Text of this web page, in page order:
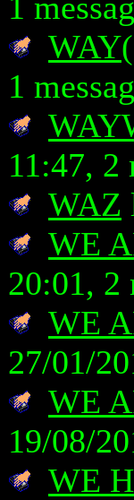
1
11:47, 2
WAZ
WE
20:01, 2
WE
27/01/
WE
19/08/
WE